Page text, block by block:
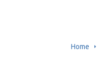
Home